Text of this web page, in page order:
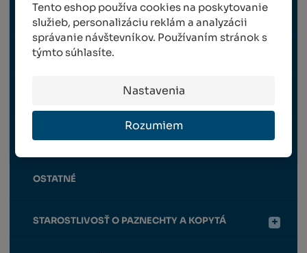
Tento eshop používa cookies na poskytovanie
služieb, personalizáciu reklám a analyzácii
správanie návštevníkov. Používaním stránok s
týmto súhlasíte.
Nastavenia
Rozumiem
MINERÁLNE A SOĽNÉ LIZY
MLYNČEKY NA OBILIE
KŔMIDLÁ, NAPÁJAČKY
OHRADNÍKY
OSTATNÉ
STAROSTLIVOSŤ O PAZNECHTY A KOPYTÁ